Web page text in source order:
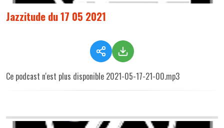
Jazzitude du 17 05 2021
Ce podcast n'est plus disponible 2021-05-17-21-00.mp3